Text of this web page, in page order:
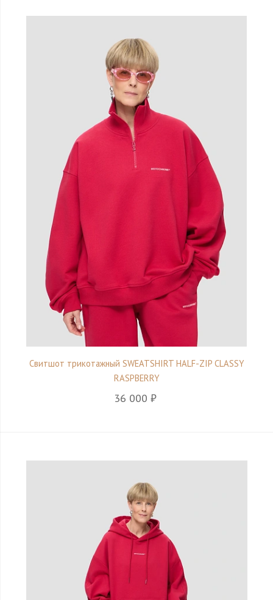
Свитшот трикотажный SWEATSHIRT HALF-ZIP CLASSY
RASPBERRY
36 000 ₽